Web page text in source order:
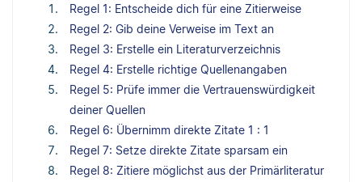
Regel 1: Entscheide dich für eine Zitierweise
Regel 2: Gib deine Verweise im Text an
Regel 3: Erstelle ein Literaturverzeichnis
Regel 4: Erstelle richtige Quellenangaben
Regel 5: Prüfe immer die Vertrauenswürdigkeit
deiner Quellen
Regel 6: Übernimm direkte Zitate 1 : 1
Regel 7: Setze direkte Zitate sparsam ein
Regel 8: Zitiere möglichst aus der Primärliteratur